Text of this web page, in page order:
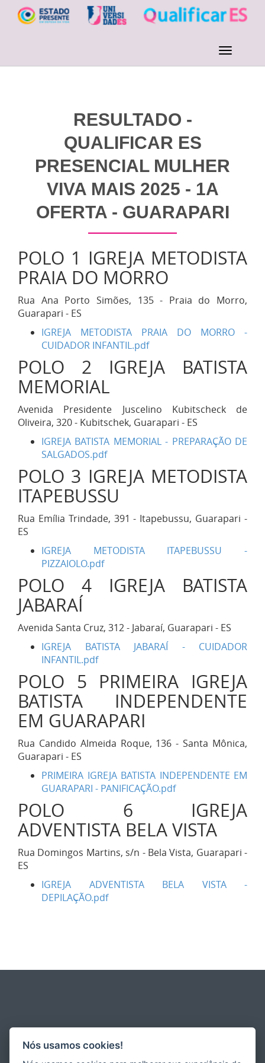
RESULTADO -
QUALIFICAR ES
PRESENCIAL MULHER
VIVA MAIS 2025 - 1A
OFERTA - GUARAPARI
POLO 1 IGREJA METODISTA
PRAIA DO MORRO
Rua Ana Porto Simões, 135 - Praia do Morro,
Guarapari - ES
IGREJA METODISTA PRAIA DO MORRO -
CUIDADOR INFANTIL.pdf
POLO 2 IGREJA BATISTA
MEMORIAL
Avenida Presidente Juscelino Kubitscheck de
Oliveira, 320 - Kubitschek, Guarapari - ES
IGREJA BATISTA MEMORIAL - PREPARAÇÃO DE
SALGADOS.pdf
POLO 3 IGREJA METODISTA
ITAPEBUSSU
Rua Emília Trindade, 391 - Itapebussu, Guarapari -
ES
IGREJA METODISTA ITAPEBUSSU -
PIZZAIOLO.pdf
POLO 4 IGREJA BATISTA
JABARAÍ
Avenida Santa Cruz, 312 - Jabaraí, Guarapari - ES
IGREJA BATISTA JABARAÍ - CUIDADOR
INFANTIL.pdf
POLO 5 PRIMEIRA IGREJA
BATISTA INDEPENDENTE
EM GUARAPARI
Rua Candido Almeida Roque, 136 - Santa Mônica,
Guarapari - ES
PRIMEIRA IGREJA BATISTA INDEPENDENTE EM
GUARAPARI - PANIFICAÇÃO.pdf
POLO 6 IGREJA
ADVENTISTA BELA VISTA
Rua Domingos Martins, s/n - Bela Vista, Guarapari -
ES
IGREJA ADVENTISTA BELA VISTA -
DEPILAÇÃO.pdf
Nós usamos cookies!